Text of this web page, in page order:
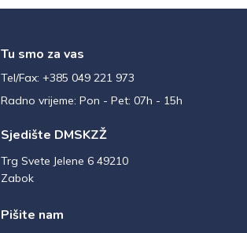
Tu smo za vas
Tel/Fax: +385 049 221 973
Radno vrijeme: Pon - Pet: 07h - 15h
Sjedište DMSKZŽ
Trg Svete Jelene 6 49210
Zabok
Pišite nam